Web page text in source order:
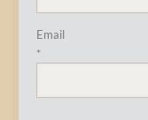
Email
*